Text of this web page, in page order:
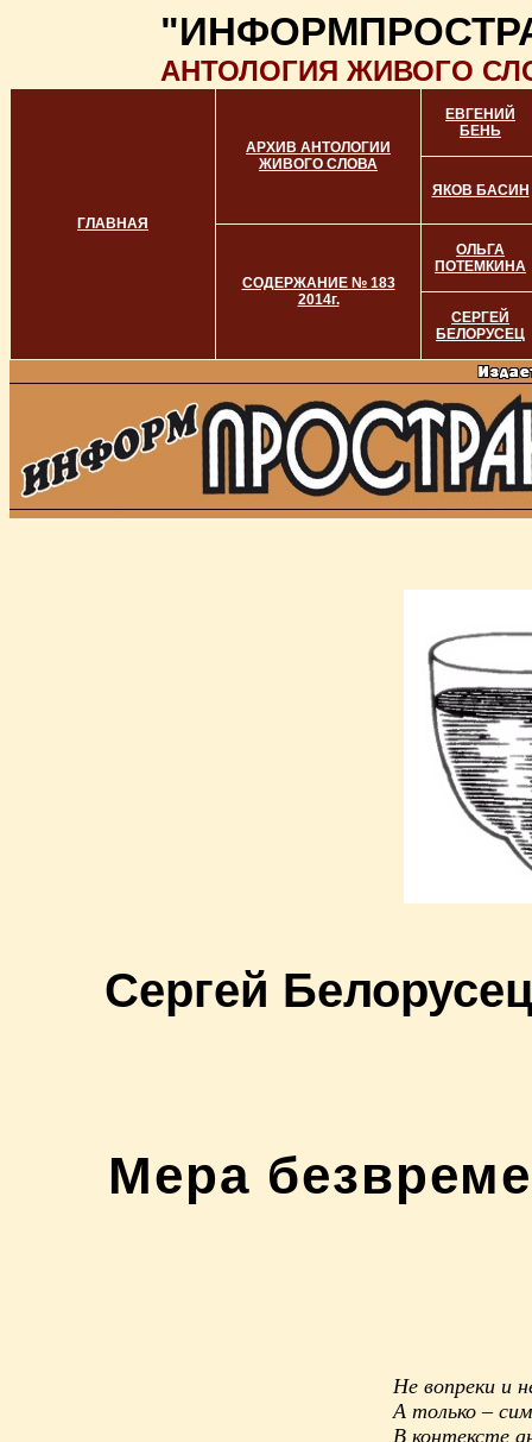
АНТОЛОГИЯ ЖИВОГО
ГЛАВНАЯ
АРХИВ АНТОЛОГИИ
ЖИВОГО СЛОВА
ЕВГЕНИЙ
БЕНЬ
ЯКОВ БАСИН
СОДЕРЖАНИЕ № 183
2014г.
ОЛЬГА
ПОТЕМКИНА
СЕРГЕЙ
БЕЛОРУСЕЦ
Сергей
Мера
Не вопреки и
А только –
В контексте